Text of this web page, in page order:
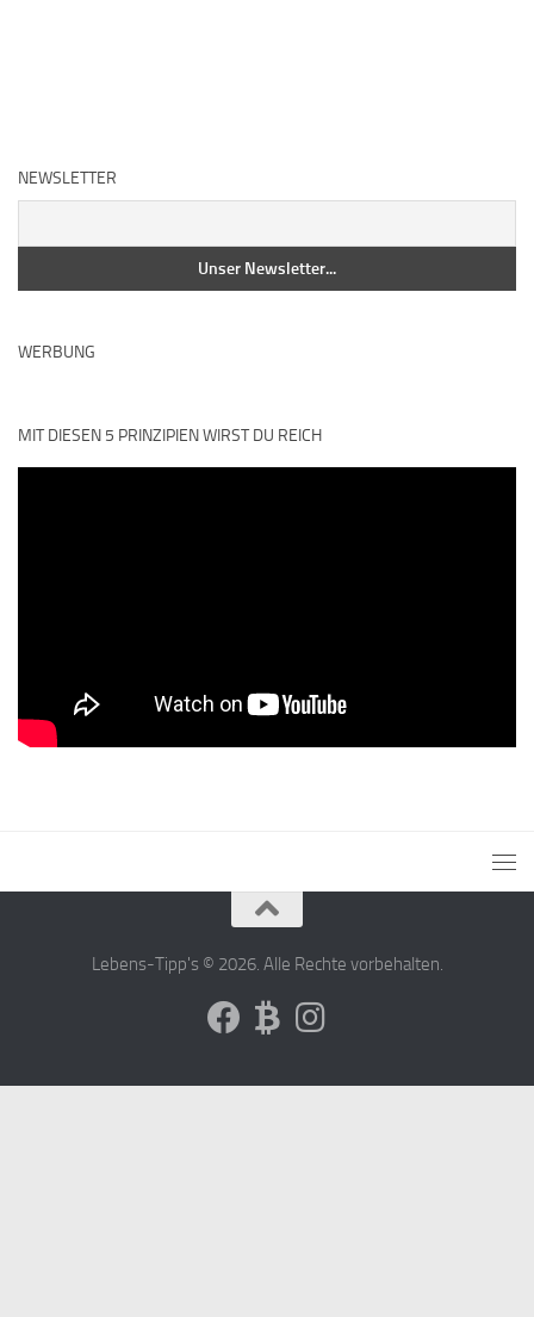
NEWSLETTER
WERBUNG
MIT DIESEN 5 PRINZIPIEN WIRST DU REICH
Lebens-Tipp's © 2026. Alle Rechte vorbehalten.